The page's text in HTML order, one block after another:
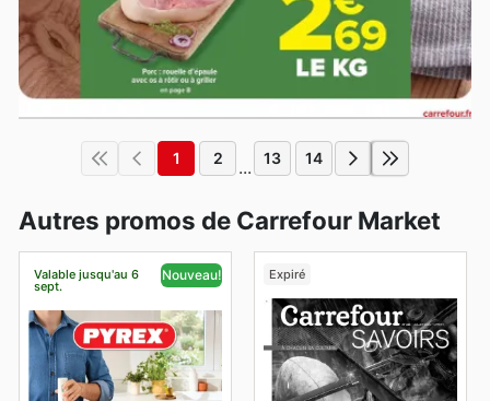
1 2 ... 13 14
Autres promos de Carrefour Market
Valable jusqu'au 6
sept.
Nouveau! Expiré